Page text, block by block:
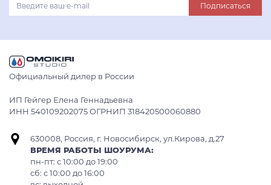
Подписаться
Официальный дилер в России
ИП Гейгер Елена Геннадьевна
ИНН 540109202075 ОГРНИП 318420500060880
630008, Россия, г. Новосибирск, ул.Кирова, д.27
ВРЕМЯ РАБОТЫ ШОУРУМА:
пн-пт: с 10:00 до 19:00
сб: c 10:00 до 16:00